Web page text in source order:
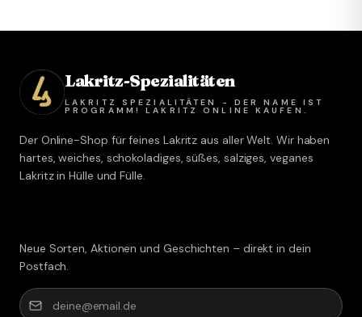
Lakritz-Spezialitäten
LAKRITZ SPEZIALITÄTEN - DER NAME IST
PROGRAMM! LAKRITZ ONLINE KAUFEN.
Der Online-Shop für feines Lakritz aus aller Welt. Wir haben
hartes, weiches, schokoladiges, süßes, salziges, veganes
Lakritz in Hülle und Fülle.
Neue Sorten, Aktionen und Geschichten – direkt in dein
Postfach.